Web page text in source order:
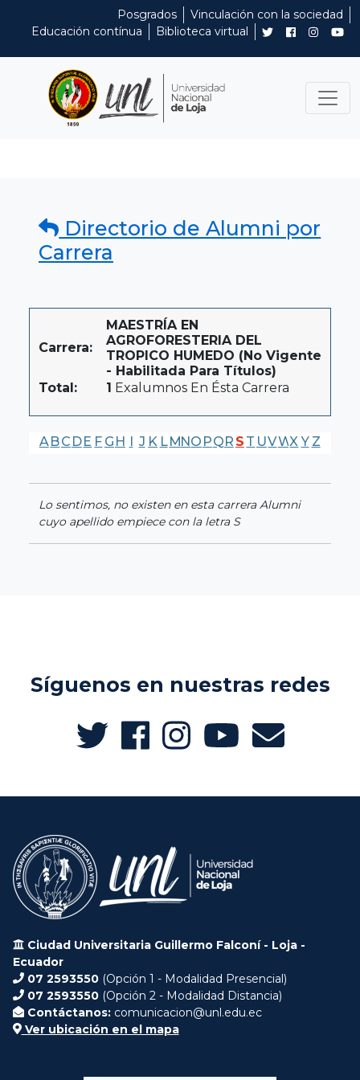
Posgrados
Vinculación con la sociedad
Educación contínua
Biblioteca virtual
Directorio de Alumni por
Carrera
Carrera:
MAESTRÍA EN
AGROFORESTERIA DEL
TROPICO HUMEDO (No Vigente
- Habilitada Para Títulos)
Total:
1 Exalumnos En Ésta Carrera
A BC DE F G H I J K LMNO PQR S T UVWX Y Z
Lo sentimos, no existen en esta carrera Alumni
cuyo apellido empiece con la letra S
Síguenos en nuestras redes
Ciudad Universitaria Guillermo Falconí - Loja -
Ecuador
07 2593550 (Opción 1 - Modalidad Presencial)
07 2593550 (Opción 2 - Modalidad Distancia)
Contáctanos: comunicacion@unl.edu.ec
Ver ubicación en el mapa